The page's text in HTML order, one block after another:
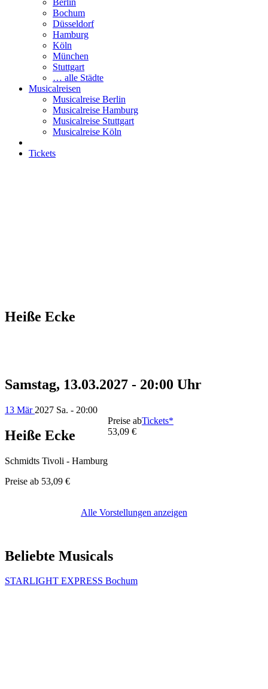
Berlin
Bochum
Düsseldorf
Hamburg
Köln
München
Stuttgart
… alle Städte
Musicalreisen
Musicalreise Berlin
Musicalreise Hamburg
Musicalreise Stuttgart
Musicalreise Köln
Tickets
Heiße Ecke
Samstag, 13.03.2027 - 20:00 Uhr
13 Mär 2027 Sa. - 20:00
Heiße Ecke
Schmidts Tivoli - Hamburg
Preise ab 53,09 €
Preise ab
53,09 €
Tickets*
Alle Vorstellungen anzeigen
Beliebte Musicals
STARLIGHT EXPRESS Bochum